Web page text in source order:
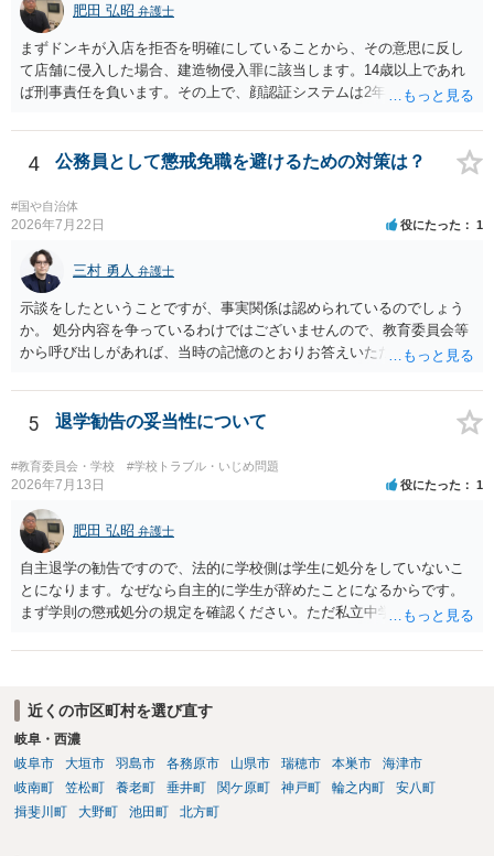
肥田 弘昭 弁護士
まずドンキが入店を拒否を明確にしていることから、その意思に反し
て店舗に侵入した場合、建造物侵入罪に該当します。14歳以上であれ
ば刑事責任を負います。その上で、顔認証システムは2年程度で削除さ
いです。そのドンキにどうしても行かないといけない理由は不明です
が、保護者に町田のドンキに連絡をして許可を貰うのが一番安全かと
4 公務員として懲戒免職を避けるための対策は？
#国や自治体
2026年7月22日 役にたった 1
三村 勇人 弁護士
示談をしたということですが、事実関係は認められているのでしょう
か。 処分内容を争っているわけではございませんので、教育委員会等
から呼び出しがあれば、当時の記憶のとおりお答えいただくことにな
5 退学勧告の妥当性について
#教育委員会・学校 #学校トラブル・いじめ問題
2026年7月13日 役にたった 1
肥田 弘昭 弁護士
自主退学の勧告ですので、法的に学校側は学生に処分をしていないこ
とになります。なぜなら自主的に学生が辞めたことになるからです。
まず学則の懲戒処分の規定を確認ください。ただ私立中学ですので裁
なるかと思います。その中で、懲戒処分として退学処分を上記事情か
弁護士会にありますので相談するのも良いかと思います。
近くの市区町村を選び直す
岐阜・西濃
岐阜市
大垣市 羽島市 各務原市 山県市 瑞穂市 本巣市
海津市
岐南町
笠松町 養老町 垂井町 関ケ原町 神戸町 輪之内町
安八町
揖斐川町
大野町 池田町 北方町